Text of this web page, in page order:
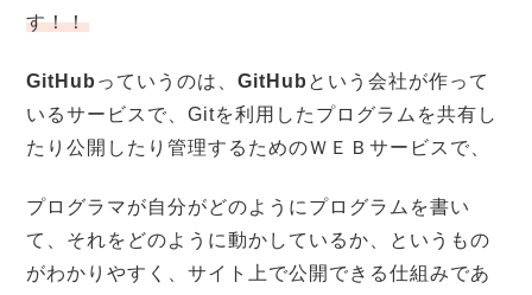
す！！
GitHub っていうのは、GitHub という会社が作って
いるサービスで、Gitを利用したプログラムを共有し
たり公開したり管理するためのＷＥＢサービスで、
プログラマが自分がどのようにプログラムを書い
て、それをどのように動かしているか、というもの
がわかりやすく、サイト上で公開できる仕組みであ